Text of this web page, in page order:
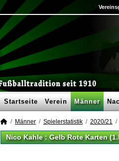
Startseite Verein Männer
Männer Spielerstatistik 2020/21
Nico Kahle : Gelb Rote Karten